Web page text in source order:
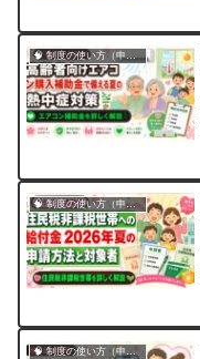
🧠 制度の使い方（申請・相談など）
🧠 制度の使い方（申請・相談など）